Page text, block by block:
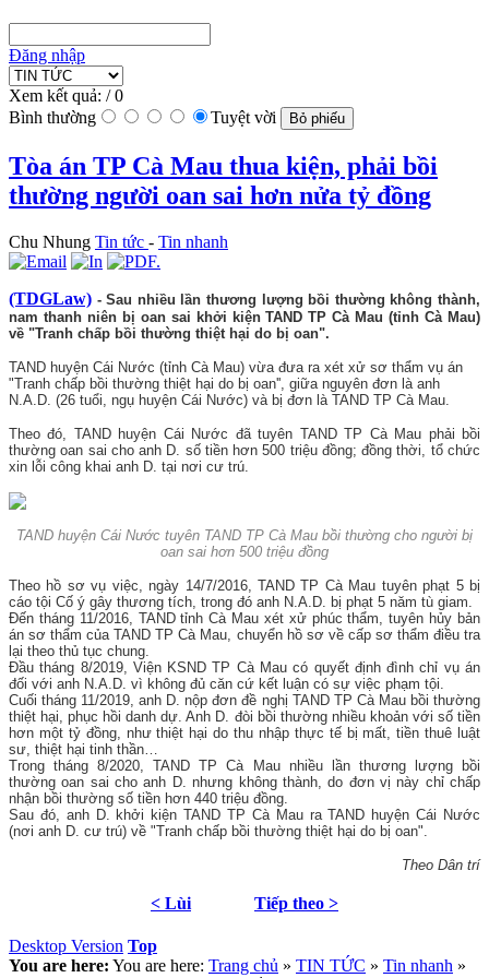
Đăng nhập
Xem kết quả: / 0
Bình thường
Tuyệt vời
Tòa án TP Cà Mau thua kiện, phải bồi
thường người oan sai hơn nửa tỷ đồng
Chu Nhung Tin tức - Tin nhanh
(TDGLaw) - Sau nhiều lần thương lượng bồi thường không thành,
nam thanh niên bị oan sai khởi kiện TAND TP Cà Mau (tỉnh Cà Mau)
về "Tranh chấp bồi thường thiệt hại do bị oan".
TAND huyện Cái Nước (tỉnh Cà Mau) vừa đưa ra xét xử sơ thẩm vụ án
"Tranh chấp bồi thường thiệt hại do bị oan'', giữa nguyên đơn là anh
N.A.D. (26 tuổi, ngụ huyện Cái Nước) và bị đơn là TAND TP Cà Mau.
Theo đó, TAND huyện Cái Nước đã tuyên TAND TP Cà Mau phải bồi
thường oan sai cho anh D. số tiền hơn 500 triệu đồng; đồng thời, tổ chức
xin lỗi công khai anh D. tại nơi cư trú.
TAND huyện Cái Nước tuyên TAND TP Cà Mau bồi thường cho người bị
oan sai hơn 500 triệu đồng
Theo hồ sơ vụ việc, ngày 14/7/2016, TAND TP Cà Mau tuyên phạt 5 bị
cáo tội Cố ý gây thương tích, trong đó anh N.A.D. bị phạt 5 năm tù giam.
Đến tháng 11/2016, TAND tỉnh Cà Mau xét xử phúc thẩm, tuyên hủy bản
án sơ thẩm của TAND TP Cà Mau, chuyển hồ sơ về cấp sơ thẩm điều tra
lại theo thủ tục chung.
Đầu tháng 8/2019, Viện KSND TP Cà Mau có quyết định đình chỉ vụ án
đối với anh N.A.D. vì không đủ căn cứ kết luận có sự việc phạm tội.
Cuối tháng 11/2019, anh D. nộp đơn đề nghị TAND TP Cà Mau bồi thường
thiệt hại, phục hồi danh dự. Anh D. đòi bồi thường nhiều khoản với số tiền
hơn một tỷ đồng, như thiệt hại do thu nhập thực tế bị mất, tiền thuê luật
sư, thiệt hại tinh thần…
Trong tháng 8/2020, TAND TP Cà Mau nhiều lần thương lượng bồi
thường oan sai cho anh D. nhưng không thành, do đơn vị này chỉ chấp
nhận bồi thường số tiền hơn 440 triệu đồng.
Sau đó, anh D. khởi kiện TAND TP Cà Mau ra TAND huyện Cái Nước
(nơi anh D. cư trú) về "Tranh chấp bồi thường thiệt hại do bị oan".
Theo Dân trí
< Lùi Tiếp theo >
Desktop Version Top
You are here: You are here: Trang chủ » TIN TỨC » Tin nhanh »